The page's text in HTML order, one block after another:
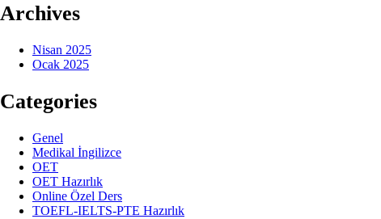
Archives
Nisan 2025
Ocak 2025
Categories
Genel
Medikal İngilizce
OET
OET Hazırlık
Online Özel Ders
TOEFL-IELTS-PTE Hazırlık